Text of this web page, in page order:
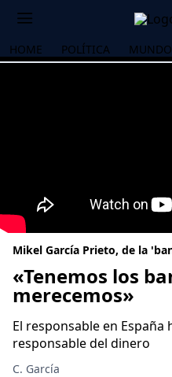
HOME POLÍTICA MUNDO
Mikel García Prieto, de la
«Tenemos los
merecemos»
El responsable en España
responsable del dinero
C. García